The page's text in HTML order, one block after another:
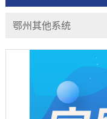
鄂州其他系统